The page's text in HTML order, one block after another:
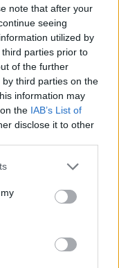
note that after your
seeing
utilized by
parties prior to
of the further
third parties on the
information may
the IAB’s List of
disclose it to other
d’Italia Intesa
aperte gratis
come eccellenza